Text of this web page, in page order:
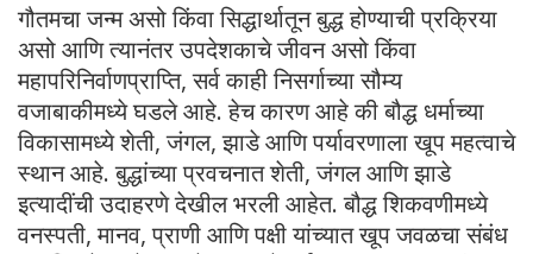
गौतमचा जन्म असो किंवा सिद्धार्थातून बुद्ध होण्याची प्रक्रिया
असो आणि त्यानंतर उपदेशकाचे जीवन असो किंवा
महापरिनिर्वाणप्राप्ति, सर्व काही निसर्गाच्या सौम्य
वजाबाकीमध्ये घडले आहे. हेच कारण आहे की बौद्ध धर्माच्या
विकासामध्ये शेती, जंगल, झाडे आणि पर्यावरणाला खूप महत्वाचे
स्थान आहे. बुद्धांच्या प्रवचनात शेती, जंगल आणि झाडे
इत्यादींची उदाहरणे देखील भरली आहेत. बौद्ध शिकवणीमध्ये
वनस्पती, मानव, प्राणी आणि पक्षी यांच्यात खूप जवळचा संबंध